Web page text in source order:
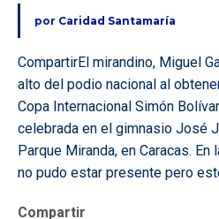
por Caridad Santamaría
CompartirEl mirandino, Miguel
alto del podio nacional al
Copa Internacional Simón
celebrada en el gimnasio José
Parque Miranda, en Caracas.
no pudo estar presente pero
Compartir